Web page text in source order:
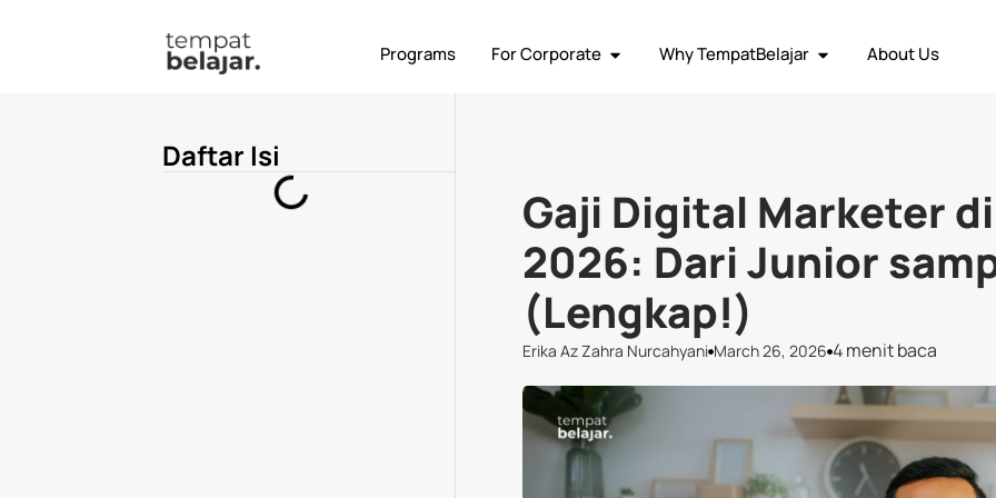
Programs For Corporate Why TempatBelajar About Us
Daftar Isi
Gaji Digital Marketer
2026: Dari Junior
(Lengkap!)
Erika Az Zahra Nurcahyani March 26, 2026 4 menit baca